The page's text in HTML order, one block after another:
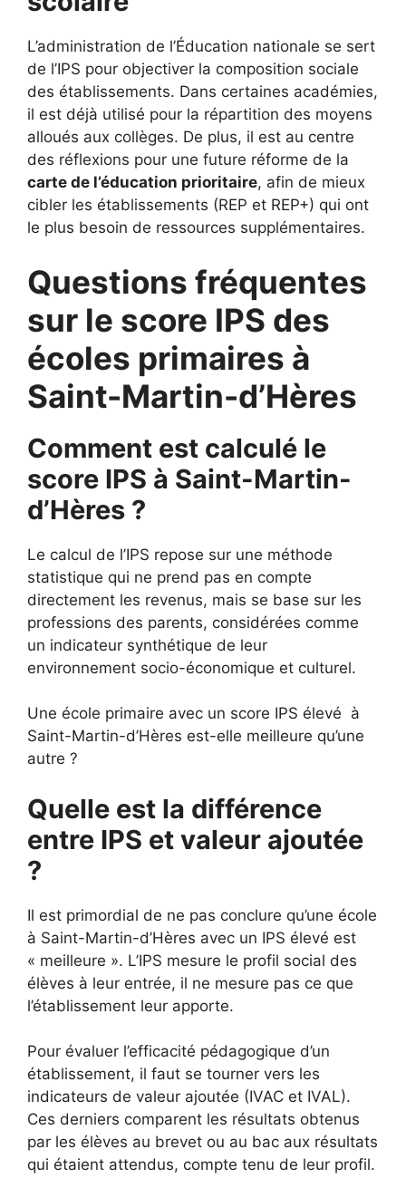
L’administration de l’Éducation nationale se sert
de l’IPS pour objectiver la composition sociale
des établissements. Dans certaines académies,
il est déjà utilisé pour la répartition des moyens
alloués aux collèges. De plus, il est au centre
des réflexions pour une future réforme de la
carte de l’éducation prioritaire, afin de mieux
cibler les établissements (REP et REP+) qui ont
le plus besoin de ressources supplémentaires.
Questions fréquentes
sur le score IPS des
écoles primaires à
Saint-Martin-d’Hères
Comment est calculé le
score IPS à Saint-Martin-
d’Hères ?
Le calcul de l’IPS repose sur une méthode
statistique qui ne prend pas en compte
directement les revenus, mais se base sur les
professions des parents, considérées comme
un indicateur synthétique de leur
environnement socio-économique et culturel.
Une école primaire avec un score IPS élevé à
Saint-Martin-d’Hères est-elle meilleure qu’une
autre ?
Quelle est la différence
entre IPS et valeur ajoutée
?
Il est primordial de ne pas conclure qu’une école
à Saint-Martin-d’Hères avec un IPS élevé est
« meilleure ». L’IPS mesure le profil social des
élèves à leur entrée, il ne mesure pas ce que
l’établissement leur apporte.
Pour évaluer l’efficacité pédagogique d’un
établissement, il faut se tourner vers les
indicateurs de valeur ajoutée (IVAC et IVAL).
Ces derniers comparent les résultats obtenus
par les élèves au brevet ou au bac aux résultats
qui étaient attendus, compte tenu de leur profil.